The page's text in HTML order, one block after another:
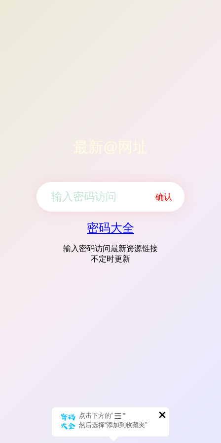
确认
密码大全
输入密码访问最新资源链接
不定时更新
点击下方的“
”
然后选择“添加到收藏夹”